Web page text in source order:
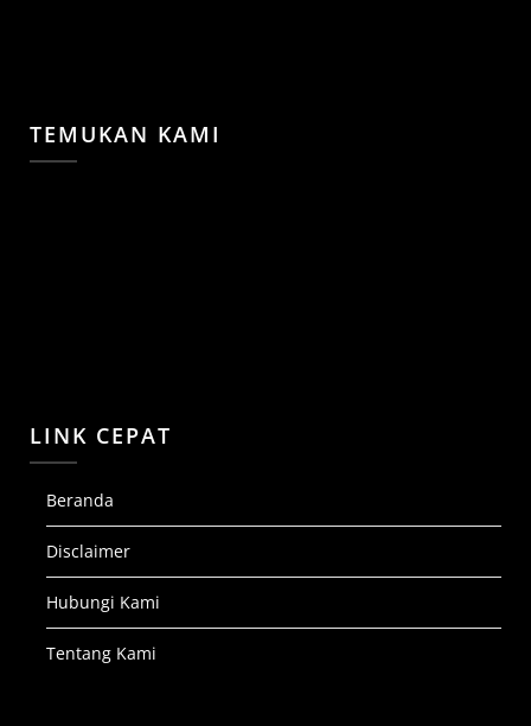
TEMUKAN KAMI
LINK CEPAT
Beranda
Disclaimer
Hubungi Kami
Tentang Kami